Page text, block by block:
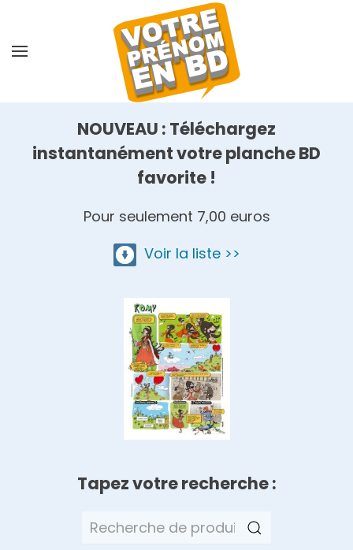
NOUVEAU : Téléchargez
instantanément votre planche BD
favorite !
Pour seulement 7,00 euros
Voir la liste >>
Tapez votre recherche :
Recherche